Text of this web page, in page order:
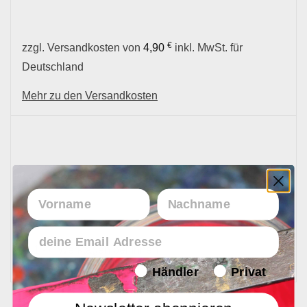
zzgl. Versandkosten von 4,90 € inkl. MwSt. für
Deutschland
Mehr zu den Versandkosten
Lieferzeit
In 1 - 4 Werktagen bei Ihnen
Vorname Nachname
Email
Endverbraucher/Haendler
Händler Privat